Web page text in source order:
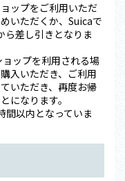
ップをご利用いただ
いただくか、Suicaで
ら差し引きとなりま
ップを利用される場
入いただき、ご利用
いただき、再度お帰
になります。​
以内となっていま